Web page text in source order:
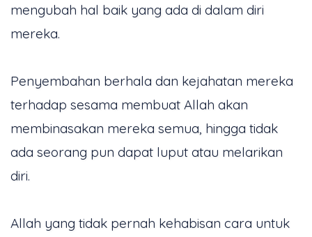
mengubah hal baik yang ada di dalam diri
mereka.
Penyembahan berhala dan kejahatan mereka
terhadap sesama membuat Allah akan
membinasakan mereka semua, hingga tidak
ada seorang pun dapat luput atau melarikan
diri.
Allah yang tidak pernah kehabisan cara untuk